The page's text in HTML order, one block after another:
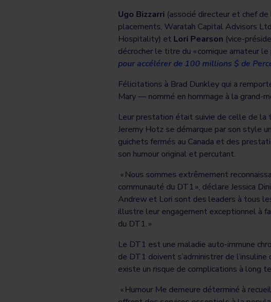
Ugo Bizzarri (associé directeur et chef
placements, Waratah Capital Advisors
Hospitality) et Lori Pearson (vice-
décrocher le titre du « comique amateur
pour accélérer de 100 millions $ de
Félicitations à Brad Dunkley qui a
Mary — nommé en hommage à la grand-
Leur prestation était suivie de celle de la
Jeremy Hotz se démarque par son style
guichets fermés au Canada et des
son humour original et percutant.
« Nous sommes extrêmement
communauté du DT1 », déclare Jessica
Andrew et Lori sont des leaders à tous
illustre leur engagement exceptionnel à
du DT1. »
Le DT1 est une maladie auto-immune
de DT1 doivent s’administrer de
existe un risque de complications à long
« Humour Me demeure déterminé à